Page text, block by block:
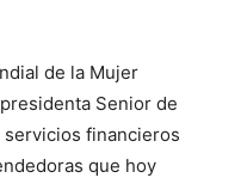
de la Mujer
Senior de
servicios financieros
que hoy